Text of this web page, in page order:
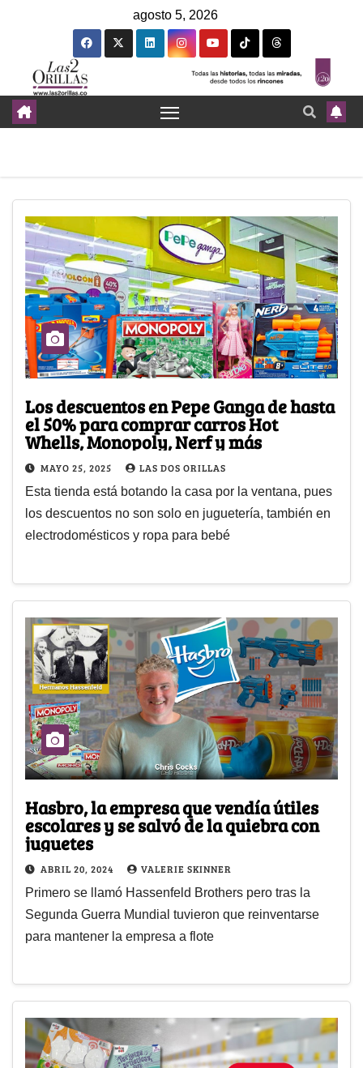
agosto 5, 2026
Los descuentos en Pepe Ganga de hasta
el 50% para comprar carros Hot
Whells, Monopoly, Nerf y más
MAYO 25, 2025 LAS DOS ORILLAS
Esta tienda está botando la casa por la ventana, pues
los descuentos no son solo en juguetería, también en
electrodomésticos y ropa para bebé
Hasbro, la empresa que vendía útiles
escolares y se salvó de la quiebra con
juguetes
ABRIL 20, 2024 VALERIE SKINNER
Primero se llamó Hassenfeld Brothers pero tras la
Segunda Guerra Mundial tuvieron que reinventarse
para mantener la empresa a flote